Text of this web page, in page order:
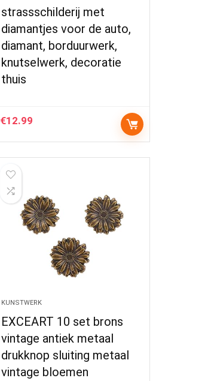
strassschilderij met
diamantjes voor de auto,
diamant, borduurwerk,
knutselwerk, decoratie
thuis
€12.99
KUNSTWERK
EXCEART 10 set brons
vintage antiek metaal
drukknop sluiting metaal
vintage bloemen